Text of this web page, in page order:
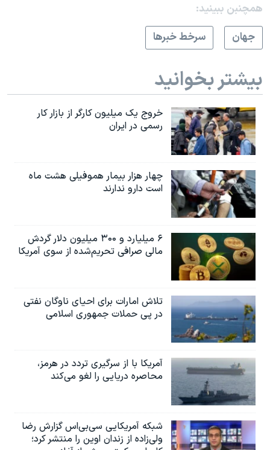
همچنبن ببینید:
جهان
سرخط خبرها
بیشتر بخوانید
خروج یک میلیون کارگر از بازار کار
رسمی در ایران
چهار هزار بیمار هموفیلی هشت ماه
است دارو ندارند
۶ میلیارد و ۳۰۰ میلیون دلار گردش
مالی صرافی تحریم‌شده از سوی آمریکا
تلاش امارات برای احیای ناوگان نفتی
در پی حملات جمهوری اسلامی
آمریکا با از سرگیری تردد در هرمز،
محاصره دریایی را لغو می‌کند
شبکه آمریکایی سی‌بی‌‌اس گزارش رضا
ولی‌زاده از زندان اوین را منتشر کرد؛